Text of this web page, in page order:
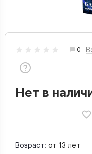
0
Нет в
Возраст: от 13 лет